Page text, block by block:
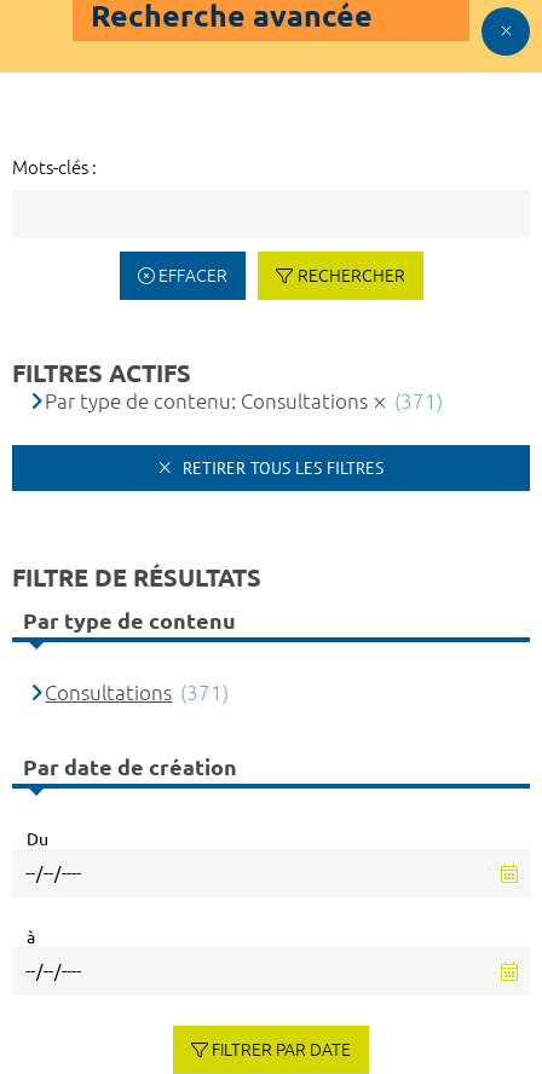
Recherche avancée
Mots-clés :
EFFACER RECHERCHER
FILTRES ACTIFS
Par type de contenu: Consultations (371)
RETIRER TOUS LES FILTRES
FILTRE DE RÉSULTATS
Par type de contenu
Consultations (371)
Par date de création
Du
à
FILTRER PAR DATE